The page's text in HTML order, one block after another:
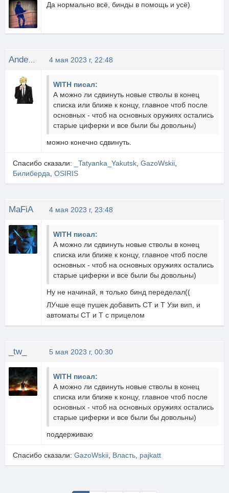
Да нормально всё, бинды в помощь и усё)
4 мая 2023 г, 22:48
WITH писал:
А можно ли сдвинуть новые стволы в конец
списка или ближе к концу, главное чтоб после
основных - чтоб на основных оружиях остались
старые циферки и все были бы довольны)
можно конечно сдвинуть.
Спасибо сказали: _Tatyanka_Yakutsk GazoWskii
Билиберда OSIRIS
MaFiA 4 мая 2023 г, 23:48
WITH писал:
А можно ли сдвинуть новые стволы в конец
списка или ближе к концу, главное чтоб после
основных - чтоб на основных оружиях остались
старые циферки и все были бы довольны)
Ну не начинай, я только бинд переделал((
ЛУчше еще пушек добавить СТ и Т Узи вип, и
автоматы СТ и Т с прицелом
_tw_ 5 мая 2023 г, 00:30
WITH писал:
А можно ли сдвинуть новые стволы в конец
списка или ближе к концу, главное чтоб после
основных - чтоб на основных оружиях остались
старые циферки и все были бы довольны)
поддерживаю
Спасибо сказали: GazoWskii Власть pajkatt